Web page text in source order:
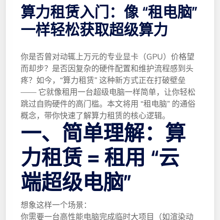
算力租赁入门：像 “租电脑”
一样轻松获取超级算力
你是否曾对动辄上万元的专业显卡（GPU）价格望
而却步？是否因复杂的硬件配置和维护流程感到头
疼？如今，“算力租赁” 这种新方式正在打破壁垒
—— 它就像租用一台超级电脑一样简单，让你轻松
跳过自购硬件的高门槛。本文将用 “租电脑” 的通俗
概念，带你快速了解算力租赁的核心逻辑。
一、简单理解：算
力租赁 = 租用 “云
端超级电脑”
想象这样一个场景：
你需要一台高性能电脑完成临时大项目（如渲染动